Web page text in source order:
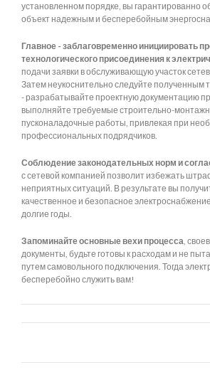
установленном порядке, вы гарантированно
объект надежным и бесперебойным
Главное - заблаговременно инициировать
технологического присоединения к
подачи заявки в обслуживающую участок
Затем неукоснительно следуйте полученным
- разрабатывайте проектную документацию
выполняйте требуемые строительно-
пусконаладочные работы, привлекая при
профессиональных подрядчиков.
Соблюдение законодательных норм и
с сетевой компанией позволит избежать
неприятных ситуаций. В результате вы
качественное и безопасное
долгие годы.
Запоминайте основные вехи процесса,
документы, будьте готовы к расходам и не
путем самовольного подключения. Тогда
бесперебойно служить вам!